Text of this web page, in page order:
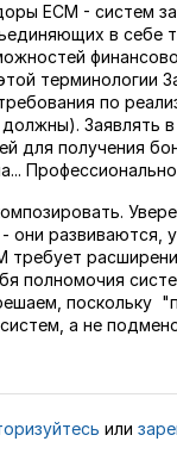
ECM - систем
в себе
терминологии
по
Заявлять
для получения
они
полномочия
поскольку
а не
или